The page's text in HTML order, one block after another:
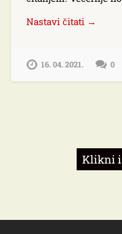
Nastavi čitati →
16. 04. 2021. 0